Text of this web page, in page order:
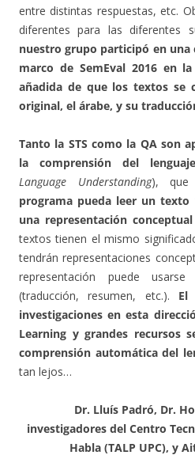
entre distintas respuestas, etc.
diferentes para las diferentes
nuestro grupo participó en una
marco de SemEval 2016 en
añadida de que los textos se
original, el árabe, y su
Tanto la STS como la QA son
la comprensión del
Language Understanding), que
programa pueda leer un
una representación
textos tienen el mismo
tendrán representaciones
representación puede
(traducción, resumen, etc.). El
investigaciones en esta
Learning y grandes recursos
comprensión automática del
tan lejos…
Dr. Lluís Padró, Dr.
investigadores del Centro
Habla (TALP UPC), y